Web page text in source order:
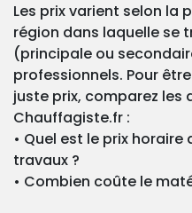
Les prix varient selon la
région dans laquelle se
(principale ou
professionnels. Pour
juste prix, comparez les
Chauffagiste.fr :
• Quel est le prix
travaux ?
• Combien coûte le